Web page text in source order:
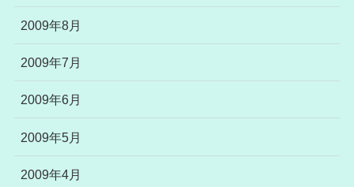
2009年8月
2009年7月
2009年6月
2009年5月
2009年4月